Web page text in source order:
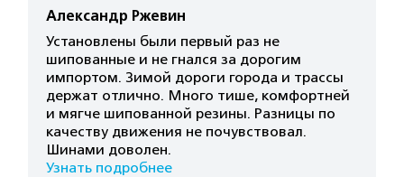
Александр Ржевин
Установлены были первый раз не
шипованные и не гнался за дорогим
импортом. Зимой дороги города и трассы
держат отлично. Много тише, комфортней
и мягче шипованной резины. Разницы по
качеству движения не почувствовал.
Шинами доволен.
Узнать подробнее